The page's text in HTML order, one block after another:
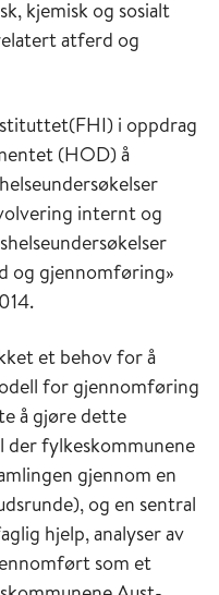
kjemisk og sosialt
atferd og
i oppdrag
(HOD) å
internt og
og gjennomføring»
et behov for å
for gjennomføring
å gjøre dette
der fylkeskommunene
gjennom en
og en sentral
hjelp, analyser av
som et